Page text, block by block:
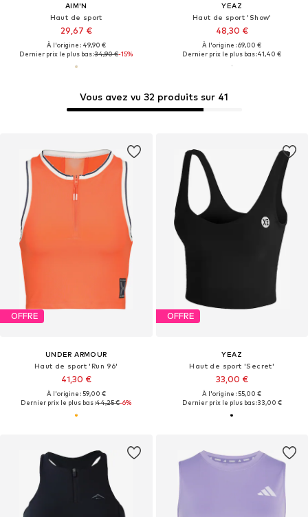
AIM'N
Haut de sport
29,67 €
À l'origine : 49,90 €
Dernier prix le plus bas :34,90 €-15%
YEAZ
Haut de sport 'Show'
48,30 €
À l'origine : 69,00 €
Dernier prix le plus bas :41,40 €
OFFRE
UNDER ARMOUR
Haut de sport 'Run 96'
41,30 €
À l'origine : 59,00 €
Dernier prix le plus bas :44,25 €-6%
OFFRE
YEAZ
Haut de sport 'Secret'
33,00 €
À l'origine : 55,00 €
Dernier prix le plus bas :33,00 €
Vous avez vu 32 produits sur 41